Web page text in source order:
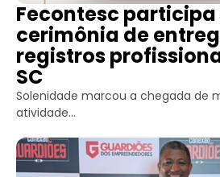
Fecontesc participa
cerimônia de
registros
SC
Solenidade marcou a chegada de
atividade...